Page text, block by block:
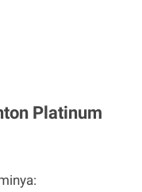
Platinum